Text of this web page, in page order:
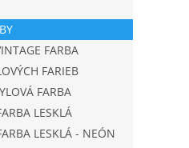
FARBA
FARIEB
FARBA
LESKLÁ
LESKLÁ - NEÓN